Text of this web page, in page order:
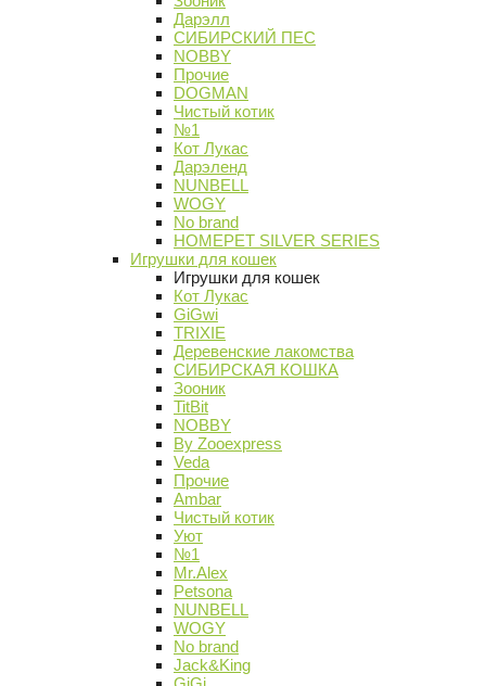
Дарэлл
СИБИРСКИЙ ПЕС
NOBBY
Прочие
DOGMAN
Чистый котик
№1
Кот Лукас
Дарэленд
NUNBELL
WOGY
No brand
HOMEPET SILVER SERIES
Игрушки для кошек
Игрушки для кошек
Кот Лукас
GiGwi
TRIXIE
Деревенские лакомства
СИБИРСКАЯ КОШКА
Зооник
TitBit
NOBBY
By Zooexpress
Veda
Прочие
Ambar
Чистый котик
Уют
№1
Mr.Alex
Petsona
NUNBELL
WOGY
No brand
Jack&King